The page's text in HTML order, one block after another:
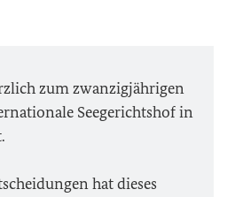
zum zwanzigjährigen
Seegerichtshof in
hat dieses